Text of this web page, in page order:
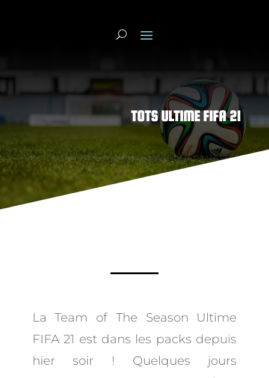
TOTS ULTIME FIFA 21
La Team of The Season Ultime
FIFA 21 est dans les packs depuis
hier soir ! Quelques jours